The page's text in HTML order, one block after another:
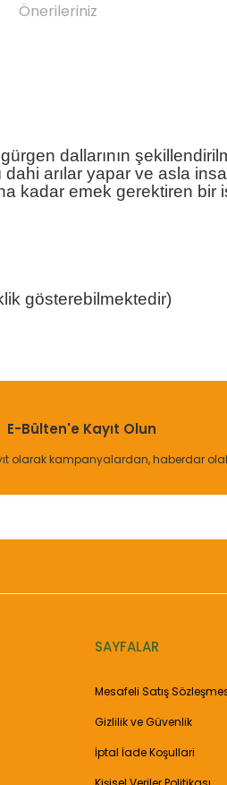
Önerileriniz
dallarının
arılar yapar ve asla
kadar emek gerektiren bir
gösterebilmektedir)
Yorum Yaz
Gönder
E-Bülten'e Kayıt Olun
olarak kampanyalardan, haberdar
SAYFALAR
Mesafeli Satış
Gizlilik ve Güvenlik
İptal İade Koşullari